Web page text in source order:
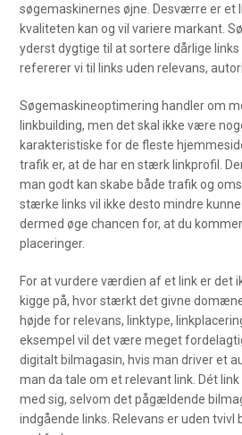
søgemaskinernes øjne. Desværre er et
kvaliteten kan og vil variere markant.
yderst dygtige til at sortere dårlige
refererer vi til links uden relevans,
Søgemaskineoptimering handler om
linkbuilding, men det skal ikke være
karakteristiske for de fleste
trafik er, at de har en stærk linkprofil.
man godt kan skabe både trafik og
stærke links vil ikke desto mindre
dermed øge chancen for, at du
placeringer.
For at vurdere værdien af et link er det
kigge på, hvor stærkt det givne
højde for relevans, linktype,
eksempel vil det være meget
digitalt bilmagasin, hvis man driver et
man da tale om et relevant link. Dét
med sig, selvom det pågældende
indgående links. Relevans er uden